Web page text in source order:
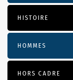
HISTOIRE
HOMMES
HORS CADRE